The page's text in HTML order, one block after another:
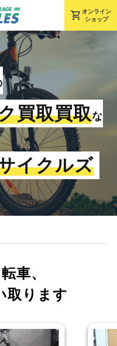
shopping_cart オンライン
ショップ
買取買取な
イクルズ
車、
取ります